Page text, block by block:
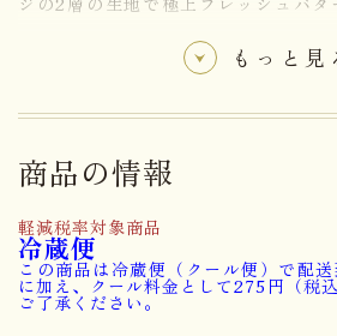
たコクのある味わいのロールケーキ
使用したレモン風味のクリームを
キ。
もっと見
商品の情報
軽減税率対象商品
冷蔵便
この商品は冷蔵便（クール便）で配
に加え、クール料金として275円（税
ご了承ください。